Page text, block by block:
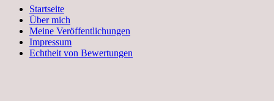
Startseite
Über mich
Meine Veröffentlichungen
Impressum
Echtheit von Bewertungen